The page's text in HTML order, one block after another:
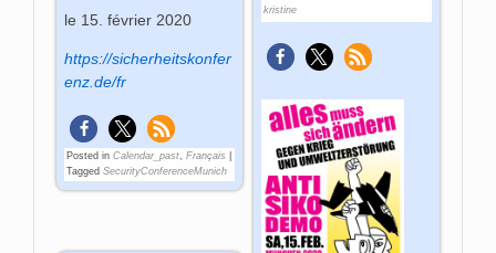
le 15. février 2020
https://sicherheitskonfer
enz.de/fr
Posted in Calendar_past,Français
Tagged SecurityConferenceMunich
kristine